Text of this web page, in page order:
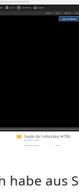
habe aus